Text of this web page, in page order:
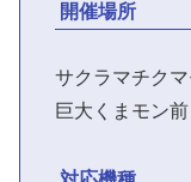
開催場所
サクラマチク
巨大くまモン前